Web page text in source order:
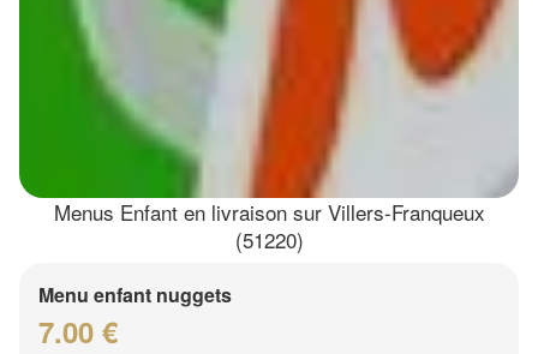
Menus Enfant en livraison sur Villers-Franqueux
(51220)
Menu enfant nuggets
7.00 €